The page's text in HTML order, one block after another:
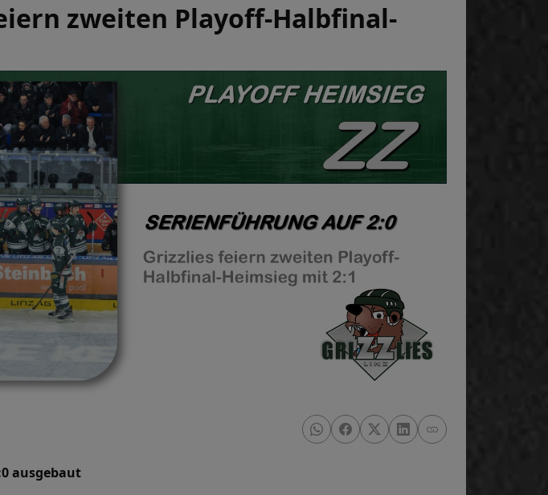
zweiten Playoff-Halbfinal-
ausgebaut